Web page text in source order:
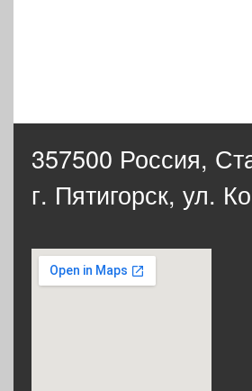
357500 Россия,
г. Пятигорск, ул.